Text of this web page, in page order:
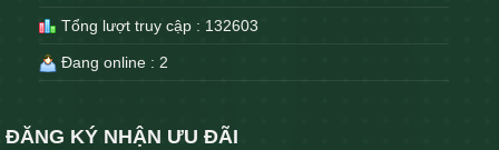
Tổng lượt truy cập : 132603
Đang online : 2
ĐĂNG KÝ NHẬN ƯU ĐÃI